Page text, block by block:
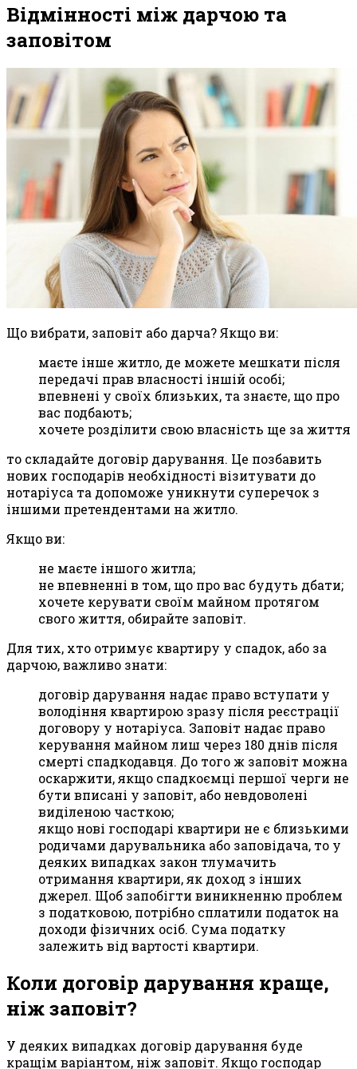
Відмінності між дарчою та
заповітом
Що вибрати, заповіт або дарча? Якщо ви:
маєте інше житло, де можете мешкати після
передачі прав власності іншій особі;
впевнені у своїх близьких, та знаєте, що про
вас подбають;
хочете розділити свою власність ще за життя
то складайте договір дарування. Це позбавить
нових господарів необхідності візитувати до
нотаріуса та допоможе уникнути суперечок з
іншими претендентами на житло.
Якщо ви:
не маєте іншого житла;
не впевненні в том, що про вас будуть дбати;
хочете керувати своїм майном протягом
свого життя, обирайте заповіт.
Для тих, хто отримує квартиру у спадок, або за
дарчою, важливо знати:
договір дарування надає право вступати у
володіння квартирою зразу після реєстрації
договору у нотаріуса. Заповіт надає право
керування майном лиш через 180 днів після
смерті спадкодавця. До того ж заповіт можна
оскаржити, якщо спадкоємці першої черги не
бути вписані у заповіт, або невдоволені
виділеною часткою;
якщо нові господарі квартири не є близькими
родичами дарувальника або заповідача, то у
деяких випадках закон тлумачить
отримання квартири, як доход з інших
джерел. Щоб запобігти виникненню проблем
з податковою, потрібно сплатили податок на
доходи фізичних осіб. Сума податку
залежить від вартості квартири.
Коли договір дарування краще,
ніж заповіт?
У деяких випадках договір дарування буде
кращім варіантом, ніж заповіт. Якщо господар